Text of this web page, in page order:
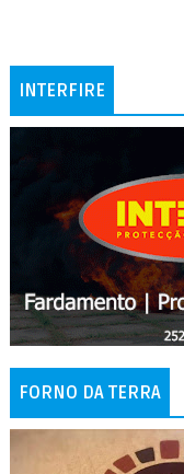
INTERFIRE
FORNO DA TERRA